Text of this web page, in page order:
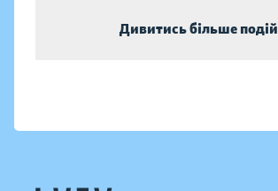
Дивитись більше подій